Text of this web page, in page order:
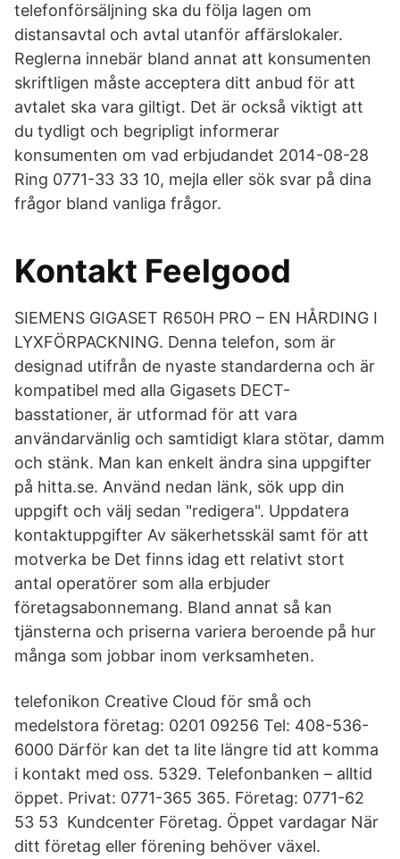
telefonförsäljning ska du följa lagen om
distansavtal och avtal utanför affärslokaler.
Reglerna innebär bland annat att konsumenten
skriftligen måste acceptera ditt anbud för att
avtalet ska vara giltigt. Det är också viktigt att
du tydligt och begripligt informerar
konsumenten om vad erbjudandet 2014-08-28
Ring 0771-33 33 10, mejla eller sök svar på dina
frågor bland vanliga frågor.
Kontakt Feelgood
SIEMENS GIGASET R650H PRO – EN HÅRDING I
LYXFÖRPACKNING. Denna telefon, som är
designad utifrån de nyaste standarderna och är
kompatibel med alla Gigasets DECT-
basstationer, är utformad för att vara
användarvänlig och samtidigt klara stötar, damm
och stänk. Man kan enkelt ändra sina uppgifter
på hitta.se. Använd nedan länk, sök upp din
uppgift och välj sedan "redigera". Uppdatera
kontaktuppgifter Av säkerhetsskäl samt för att
motverka be Det finns idag ett relativt stort
antal operatörer som alla erbjuder
företagsabonnemang. Bland annat så kan
tjänsterna och priserna variera beroende på hur
många som jobbar inom verksamheten.
telefonikon Creative Cloud för små och
medelstora företag: 0201 09256 Tel: 408-536-
6000 Därför kan det ta lite längre tid att komma
i kontakt med oss. 5329. Telefonbanken – alltid
öppet. Privat: 0771-365 365. Företag: 0771-62
53 53 Kundcenter Företag. Öppet vardagar När
ditt företag eller förening behöver växel.